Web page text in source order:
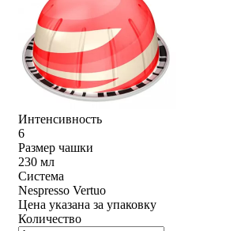
Интенсивность
6
Размер чашки
230 мл
Система
Nespresso Vertuo
Цена указана за упаковку
Количество